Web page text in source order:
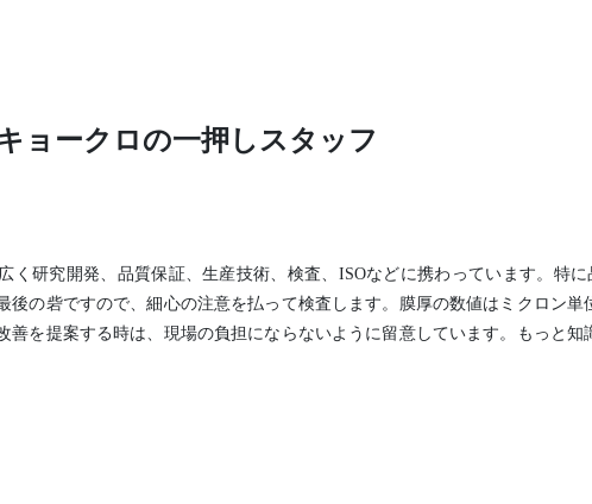
ョークロの一押しスタッフ
く研究開発、品質保証、生産技術、検査、ISOなどに携わっています。特に
後の砦ですので、細心の注意を払って検査します。膜厚の数値はミクロン
善を提案する時は、現場の負担にならないように留意しています。もっと知